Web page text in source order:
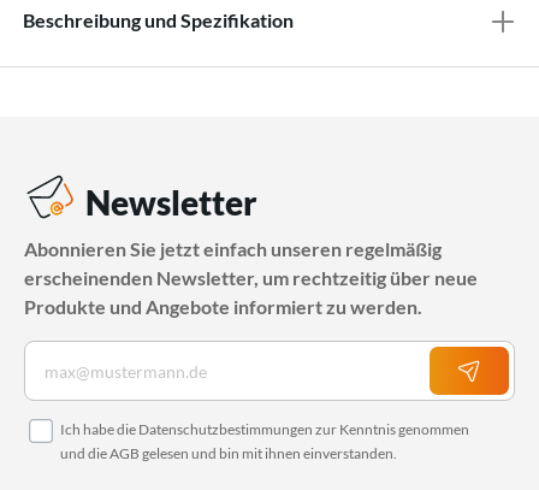
Beschreibung und Spezifikation
Newsletter
Abonnieren Sie jetzt einfach unseren regelmäßig
erscheinenden Newsletter, um rechtzeitig über neue
Produkte und Angebote informiert zu werden.
Ich habe die Datenschutzbestimmungen zur Kenntnis genommen
und dieAGB gelesen und bin mit ihnen einverstanden.